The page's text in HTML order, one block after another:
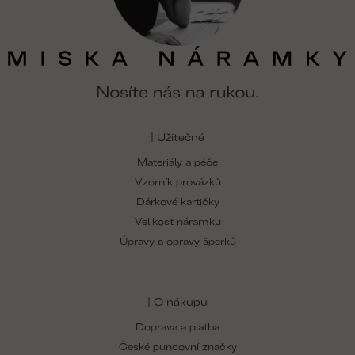
| Užitečné
Materiály a péče
Vzorník provázků
Dárkové kartičky
Velikost náramku
Úpravy a opravy šperků
| O nákupu
Doprava a platba
České puncovní značky